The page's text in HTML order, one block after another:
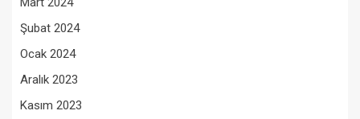
Şubat 2024
Ocak 2024
Aralık 2023
Kasım 2023